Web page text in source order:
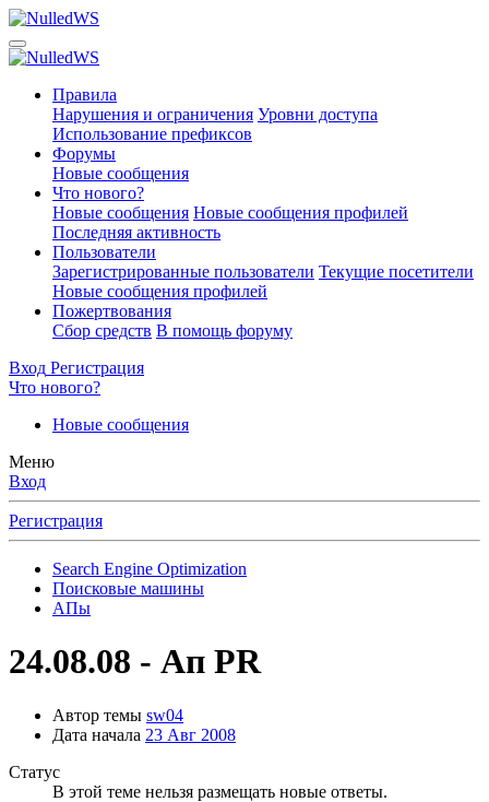
Правила
Нарушения и ограничения Уровни доступа
Использование префиксов
Форумы
Новые сообщения
Что нового?
Новые сообщения Новые сообщения профилей
Последняя активность
Пользователи
Зарегистрированные пользователи Текущие посетители
Новые сообщения профилей
Пожертвования
Сбор средств В помощь форуму
Вход Регистрация
Что нового?
Новые сообщения
Меню
Вход
Регистрация
Search Engine Optimization
Поисковые машины
АПы
24.08.08 - Ап PR
Автор темы sw04
Дата начала 23 Авг 2008
Статус
В этой теме нельзя размещать новые ответы.